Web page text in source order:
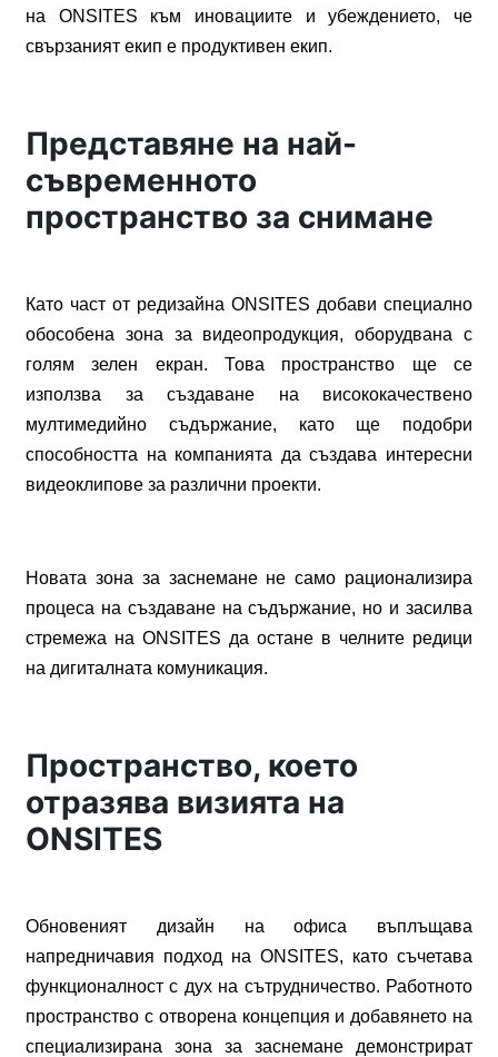
на ONSITES към иновациите и убеждението, че
свързаният екип е продуктивен екип.
Представяне на най-
съвременното
пространство за снимане
Като част от редизайна ONSITES добави специално
обособена
зона за видеопродукция,оборудвана
с
голям
зелен екран.Това пространство ще
се
използва
за създаване на
висококачествено
мултимедийно
съдържание, като ще
подобри
способността на компанията да създава интересни
видеоклипове за различни проекти.
Новата зона за заснемане не само рационализира
процеса на създаване на съдържание, но и засилва
стремежа на ONSITES да остане в челните редици
на дигиталната комуникация.
Пространство, което
отразява визията на
ONSITES
Обновеният дизайн на офиса
въплъщава
напредничавия подход на ONSITES, като съчетава
функционалност с дух на сътрудничество. Работното
пространство с отворена концепция и добавянето на
специализирана
зона за заснемане демонстрират